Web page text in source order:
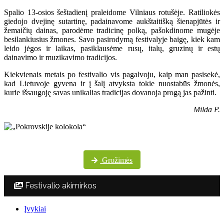
Spalio 13-osios šeštadienį praleidome Vilniaus rotušėje. Ratiliokės
giedojo dvejinę sutartinę, padainavome aukštaitišką šienapjūtės ir
žemaičių dainas, parodėme tradicinę polką, pašokdinome mugėje
besilankiusius žmones. Savo pasirodymą festivalyje baigę, kiek kam
leido jėgos ir laikas, pasiklausėme rusų, italų, gruzinų ir estų
dainavimo ir muzikavimo tradicijos.
Kiekvienais metais po festivalio vis pagalvoju, kaip man pasisekė,
kad Lietuvoje gyvena ir į šalį atvyksta tokie nuostabūs žmonės,
kurie išsaugoję savas unikalias tradicijas dovanoja progą jas pažinti.
Milda P.
Grožimės
Festivalio akimirkos
Įvykiai